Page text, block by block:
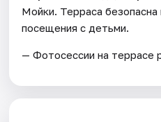
Мойки. Терраса
посещения с детьми.
— Фотосессии на террасе